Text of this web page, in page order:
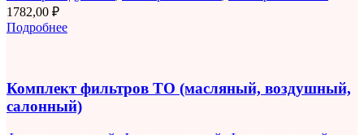
1782,00 ₽
Подробнее
Комплект фильтров ТО (масляный, воздушный,
салонный)